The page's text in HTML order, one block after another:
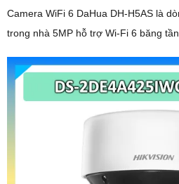
Camera WiFi 6 DaHua DH-H5AS là
trong nhà 5MP hỗ trợ Wi-Fi 6 băng tần